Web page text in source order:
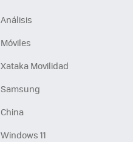
Análisis
Móviles
Xataka Movilidad
Samsung
China
Windows 11